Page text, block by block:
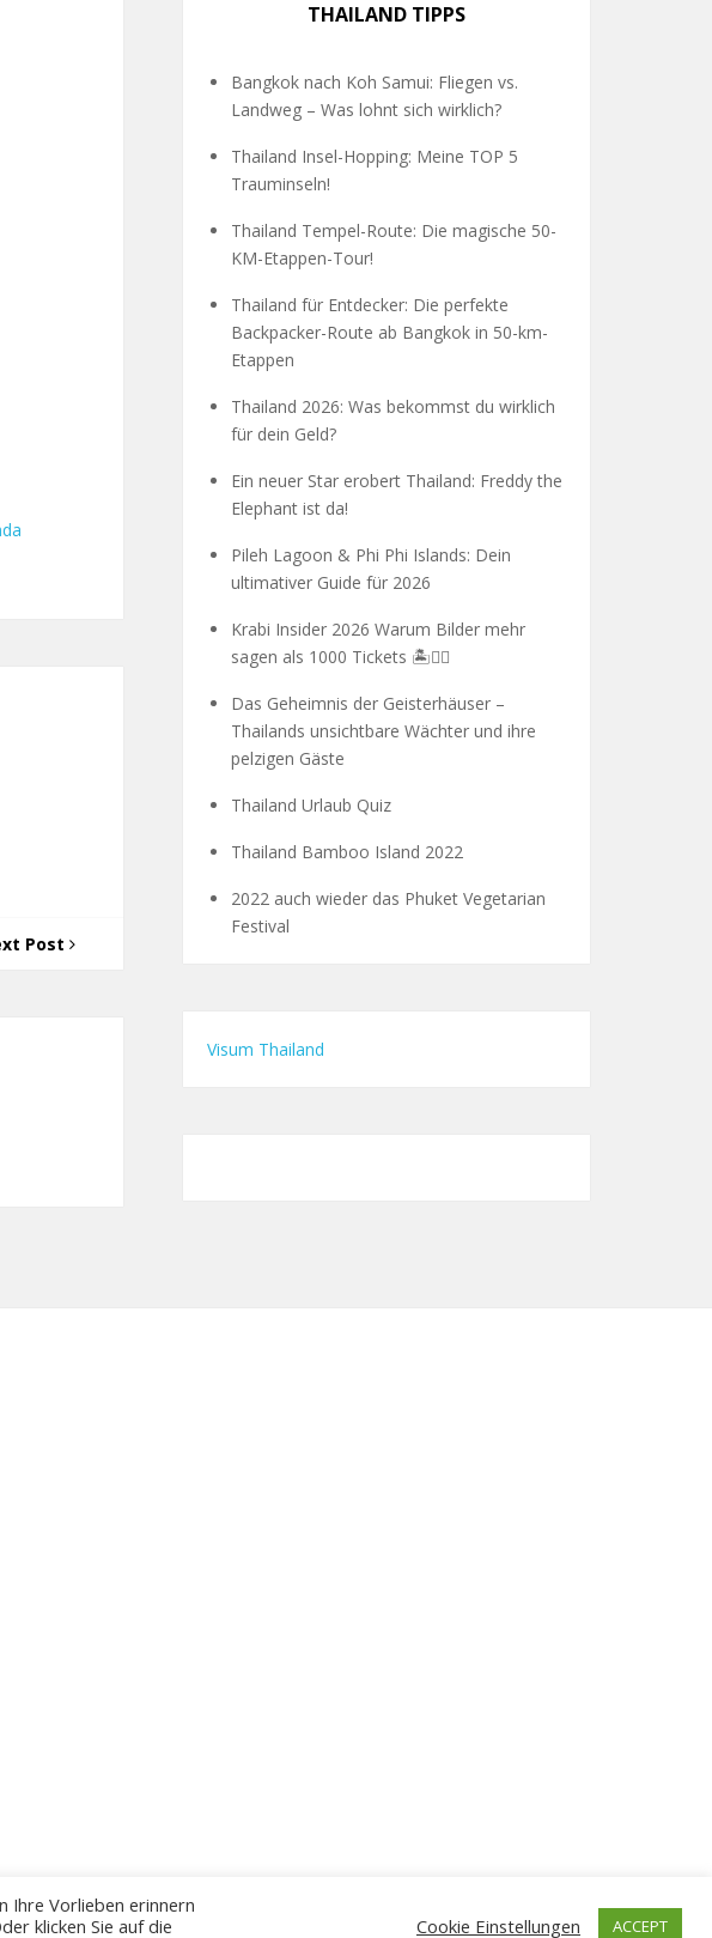
Post
THAILAND TIPPS
Bangkok nach Koh Samui: Fliegen vs.
Landweg – Was lohnt sich wirklich?
Thailand Insel-Hopping: Meine TOP 5
Trauminseln!
Thailand Tempel-Route: Die magische 50-
KM-Etappen-Tour!
Thailand für Entdecker: Die perfekte
Backpacker-Route ab Bangkok in 50-km-
Etappen
Thailand 2026: Was bekommst du wirklich
für dein Geld?
Ein neuer Star erobert Thailand: Freddy the
Elephant ist da!
Pileh Lagoon & Phi Phi Islands: Dein
ultimativer Guide für 2026
Krabi Insider 2026 Warum Bilder mehr
sagen als 1000 Tickets 🏝️🧗‍♂️
Das Geheimnis der Geisterhäuser –
Thailands unsichtbare Wächter und ihre
pelzigen Gäste
Thailand Urlaub Quiz
Thailand Bamboo Island 2022
2022 auch wieder das Phuket Vegetarian
Festival
Visum Thailand
Ihre Vorlieben erinnern
klicken Sie auf die
Cookie Einstellungen ACCEPT